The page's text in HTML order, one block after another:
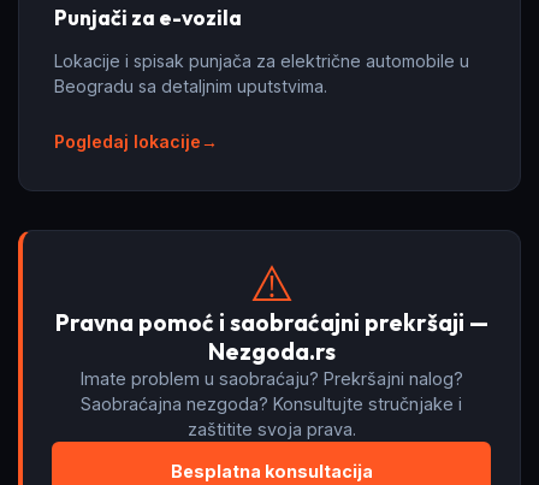
Punjači za e-vozila
Lokacije i spisak punjača za električne automobile u
Beogradu sa detaljnim uputstvima.
Pogledaj lokacije
⚠️
Pravna pomoć i saobraćajni prekršaji —
Nezgoda.rs
Imate problem u saobraćaju? Prekršajni nalog?
Saobraćajna nezgoda? Konsultujte stručnjake i
zaštitite svoja prava.
Besplatna konsultacija